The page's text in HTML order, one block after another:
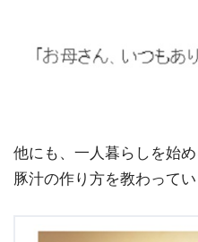
他にも、一人暮らしを始
豚汁の作り方を教わってい